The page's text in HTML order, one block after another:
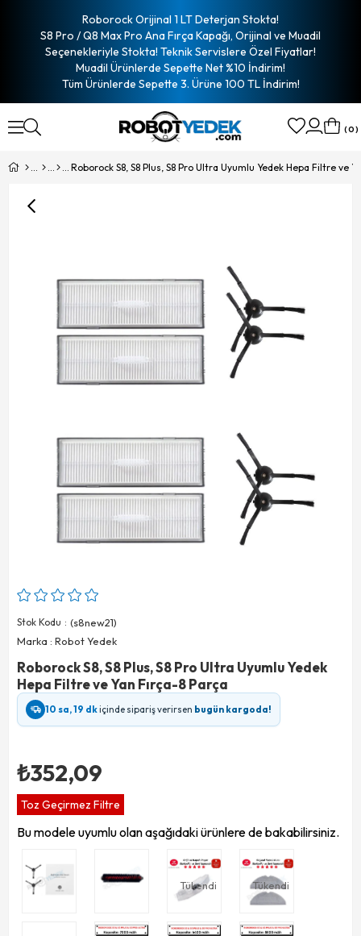
Roborock Orijinal 1 LT Deterjan Stokta!
S8 Pro / Q8 Max Pro Ana Fırça Kapağı, Orijinal ve Muadil
Seçenekleriyle Stokta! Teknik Servislere Özel Fiyatlar!
Muadil Ürünlerde Sepette Net %10 İndirim!
Tüm Ürünlerde Sepette 3. Ürüne 100 TL İndirim!
0
Stok Kodu
(s8new21)
Marka : Robot Yedek
Roborock S8, S8 Plus, S8 Pro Ultra Uyumlu Yedek
Hepa Filtre ve Yan Fırça-8 Parça
10 sa, 19 dkiçinde sipariş verirsen bugün kargoda!
₺352,09
Toz Geçirmez Filtre
Bu modele uyumlu olan aşağıdaki ürünlere de bakabilirsiniz.
Tükendi Tükendi